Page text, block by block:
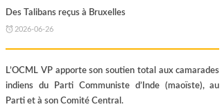
Des Talibans reçus à Bruxelles
2026-06-26
L’OCML VP apporte son soutien total aux camarades
indiens du Parti Communiste d’Inde (maoïste), au
Parti et à son Comité Central.